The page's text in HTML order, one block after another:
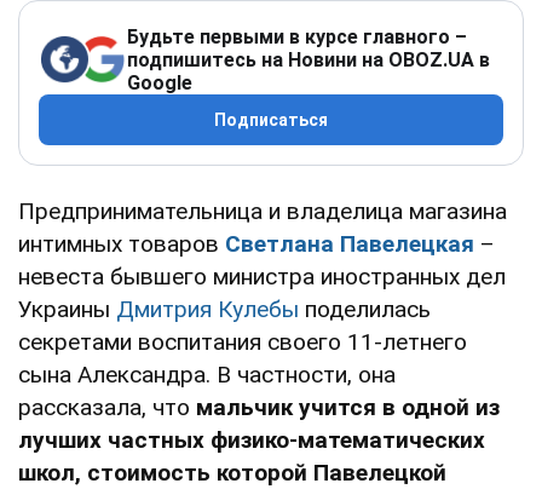
Будьте первыми в курсе главного –
подпишитесь на Новини на OBOZ.UA в
Google
Подписаться
Предпринимательница и владелица магазина
интимных товаров Светлана Павелецкая –
невеста бывшего министра иностранных дел
Украины Дмитрия Кулебы поделилась
секретами воспитания своего 11-летнего
сына Александра. В частности, она
рассказала, что мальчик учится в одной из
лучших частных физико-математических
школ, стоимость которой Павелецкой